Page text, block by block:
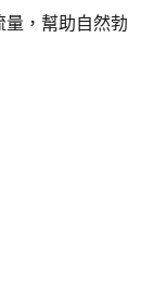
，幫助自然勃